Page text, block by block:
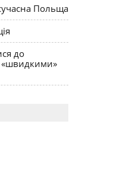
Польща
до
«швидкими»